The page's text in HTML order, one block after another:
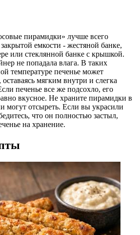
пирамидки» лучше всего
емкости - жестяной банке,
или стеклянной банке с крышкой.
не попадала влага. В таких
температуре печенье может
мягким внутри и слегка
печенье все же подсохло, его
вкусное. Не храните пирамидки в
могут отсыреть. Если вы украсили
что он полностью застыл,
на хранение.